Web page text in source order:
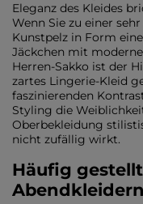
Eleganz des Kleides
Wenn Sie zu einer
Kunstpelz in Form
Jäckchen mit
Herren-Sakko ist der
zartes Lingerie-Kleid
faszinierenden
Styling die
Oberbekleidung
nicht zufällig wirkt.
Häufig